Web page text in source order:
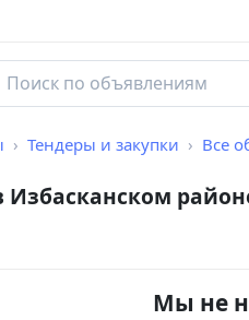
Тендеры и закупки Все
Избасканском
Мы не